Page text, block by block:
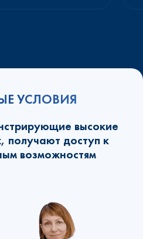
УСЛОВИЯ
высокие
доступ к
возможностям